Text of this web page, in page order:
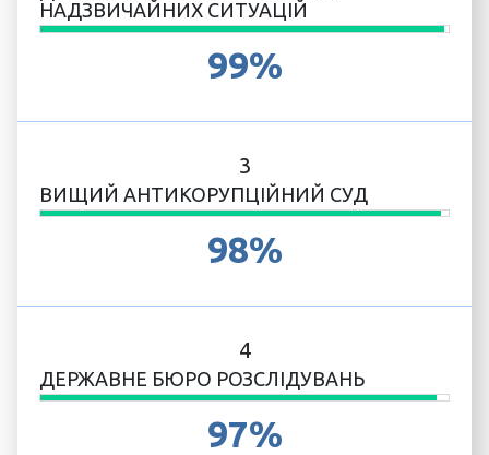
НАДЗВИЧАЙНИХ СИТУАЦІЙ
99%
3
ВИЩИЙ АНТИКОРУПЦІЙНИЙ СУД
98%
4
ДЕРЖАВНЕ БЮРО РОЗСЛІДУВАНЬ
97%